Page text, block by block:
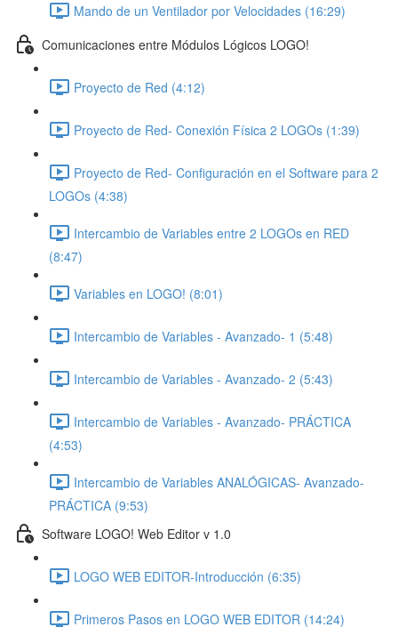
Mando de un Ventilador por Velocidades (16:29)
Comunicaciones entre Módulos Lógicos LOGO!
Proyecto de Red (4:12)
Proyecto de Red- Conexión Física 2 LOGOs (1:39)
Proyecto de Red- Configuración en el Software para 2
LOGOs (4:38)
Intercambio de Variables entre 2 LOGOs en RED
(8:47)
Variables en LOGO! (8:01)
Intercambio de Variables - Avanzado- 1 (5:48)
Intercambio de Variables - Avanzado- 2 (5:43)
Intercambio de Variables - Avanzado- PRÁCTICA
(4:53)
Intercambio de Variables ANALÓGICAS- Avanzado-
PRÁCTICA (9:53)
Software LOGO! Web Editor v 1.0
LOGO WEB EDITOR-Introducción (6:35)
Primeros Pasos en LOGO WEB EDITOR (14:24)